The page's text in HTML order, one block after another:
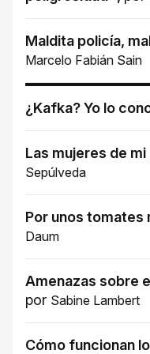
Maldita policía,
Marcelo Fabián Sain
¿Kafka? Yo lo
Las mujeres de
Sepúlveda
Por unos tomates
Daum
Amenazas sobre
por Sabine Lambert
Cómo funcionan